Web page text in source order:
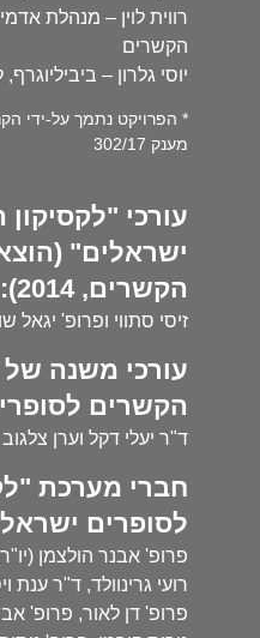
רווית לוין – מנהלת
הקשרים
יוסי גלרון – ביביליוגרף,
* הפרויקט נתמך על-ידי
מענק 302/17
עורכי
ישראלים"
הקשרים, 2014):
זיסי סתווי ופרופ' יגאל
עורכי משנה של
הקשרים
ד"ר יעלי דקל וערן צלגוב
חברי מערכת
לסופרים
פרופ' אבנר הולצמן
רועי גרינוולד, ד"ר ענת
פרופ' דן לאור, פרופ'